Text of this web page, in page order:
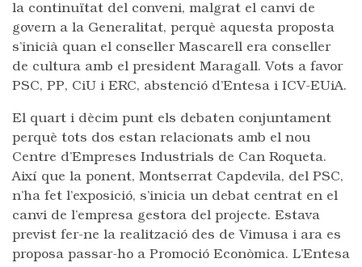
la continuïtat del conveni, malgrat el canvi de
govern a la Generalitat, perquè aquesta proposta
s’inicià quan el conseller Mascarell era conseller
de cultura amb el president Maragall. Vots a favor
PSC, PP, CiU i ERC, abstenció d’Entesa i ICV-EUiA.
El quart i dècim punt els debaten conjuntament
perquè tots dos estan relacionats amb el nou
Centre d’Empreses Industrials de Can Roqueta.
Així que la ponent, Montserrat Capdevila, del PSC,
n’ha fet l’exposició, s’inicia un debat centrat en el
canvi de l’empresa gestora del projecte. Estava
previst fer-ne la realització des de Vimusa i ara es
proposa passar-ho a Promoció Econòmica. L’Entesa